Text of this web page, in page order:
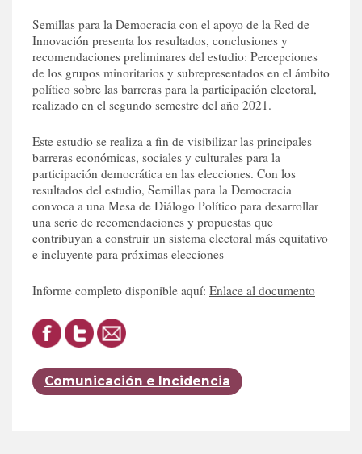
Semillas para la Democracia con el apoyo de la Red de
Innovación presenta los resultados, conclusiones y
recomendaciones preliminares del estudio: Percepciones
de los grupos minoritarios y subrepresentados en el ámbito
político sobre las barreras para la participación electoral,
realizado en el segundo semestre del año 2021.
Este estudio se realiza a fin de visibilizar las principales
barreras económicas, sociales y culturales para la
participación democrática en las elecciones. Con los
resultados del estudio, Semillas para la Democracia
convoca a una Mesa de Diálogo Político para desarrollar
una serie de recomendaciones y propuestas que
contribuyan a construir un sistema electoral más equitativo
e incluyente para próximas elecciones
Informe completo disponible aquí: Enlace al documento
Comunicación e Incidencia